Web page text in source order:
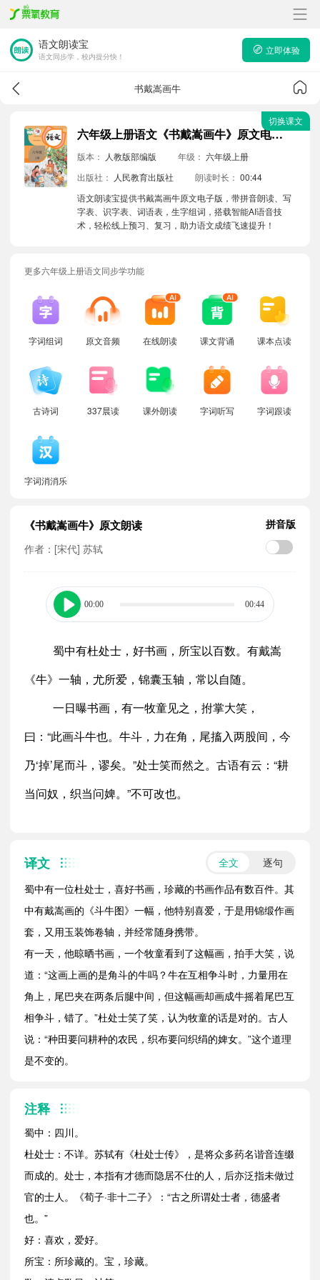
语文朗读宝
语文同步学，校内提分快！
立即体验
书戴嵩画牛
六年级上册语文《书戴嵩画牛》原文电子版带拼音朗读音频
版本： 人教版部编版 年级： 六年级上册
出版社：
人民教育出版社 朗读时长： 00:44
语文朗读宝提供书戴嵩画牛原文电子版，带拼音朗读、写
字表、识字表、词语表，生字组词，搭载智能AI语音技
术，轻松线上预习、复习，助力语文成绩飞速提升！
切换课文
更多六年级上册语文同步学功能
字词组词 原文音频 在线朗读 课文背诵 课本点读
古诗词 337晨读 课外朗读 字词听写 字词跟读
字词消消乐
《书戴嵩画牛》原文朗读
作者：[宋代] 苏轼
拼音版
00:00 00:44
蜀中有杜处士，好书画，所宝以百数。有戴嵩
《牛》一轴，尤所爱，锦囊玉轴，常以自随。
一日曝书画，有一牧童见之，拊掌大笑，
曰：“此画斗牛也。牛斗，力在角，尾搐入两股间，今
乃‘掉’尾而斗，谬矣。”处士笑而然之。古语有云：“耕
当问奴，织当问婢。”不可改也。
译文 全文
逐句
蜀中有一位杜处士，喜好书画，珍藏的书画作品有数百件。其
中有戴嵩画的《斗牛图》一幅，他特别喜爱，于是用锦缎作画
套，又用玉装饰卷轴，并经常随身携带。
有一天，他晾晒书画，一个牧童看到了这幅画，拍手大笑，说
道：“这画上画的是角斗的牛吗？牛在互相争斗时，力量用在
角上，尾巴夹在两条后腿中间，但这幅画却画成牛摇着尾巴互
相争斗，错了。”杜处士笑了笑，认为牧童的话是对的。古人
说：“种田要问耕种的农民，织布要问织绢的婢女。”这个道理
是不变的。
注释
蜀中：四川。
杜处士：不详。苏轼有《杜处士传》，是将众多药名谐音连缀
而成的。处士，本指有才德而隐居不仕的人，后亦泛指未做过
官的士人。《荀子·非十二子》：“古之所谓处士者，德盛者
也。”
好：喜欢，爱好。
所宝：所珍藏的。宝，珍藏。